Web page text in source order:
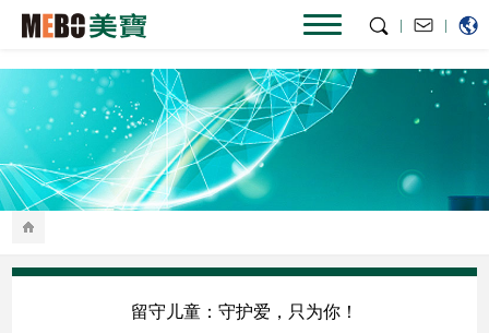
|
|
留守儿童：守护爱，只为你！